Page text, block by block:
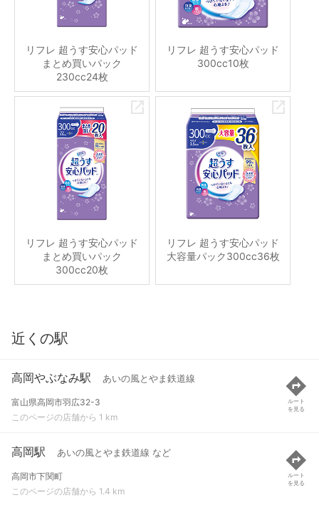
リフレ 超うす安心パッド
まとめ買いパック
230cc24枚
リフレ 超うす安心パッド
300cc10枚
リフレ 超うす安心パッド
まとめ買いパック
300cc20枚
リフレ 超うす安心パッド
大容量パック300cc36枚
近くの駅
高岡やぶなみ駅 あいの風とやま鉄道線
富山県高岡市羽広32-3
このページの店舗から 1 km
ルート
を見る
高岡駅 あいの風とやま鉄道線 など
高岡市下関町
このページの店舗から 1.4 km
ルート
を見る